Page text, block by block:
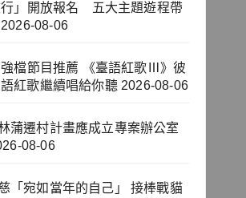
行」開放報名 五大主題遊程帶
2026-08-06
檔節目推薦 《臺語紅歌Ⅲ》彼
紅歌繼續唱給你聽 2026-08-06
蒲遷村計畫應成立專案辦公室
08-06
「宛如當年的自己」 接棒戰貓